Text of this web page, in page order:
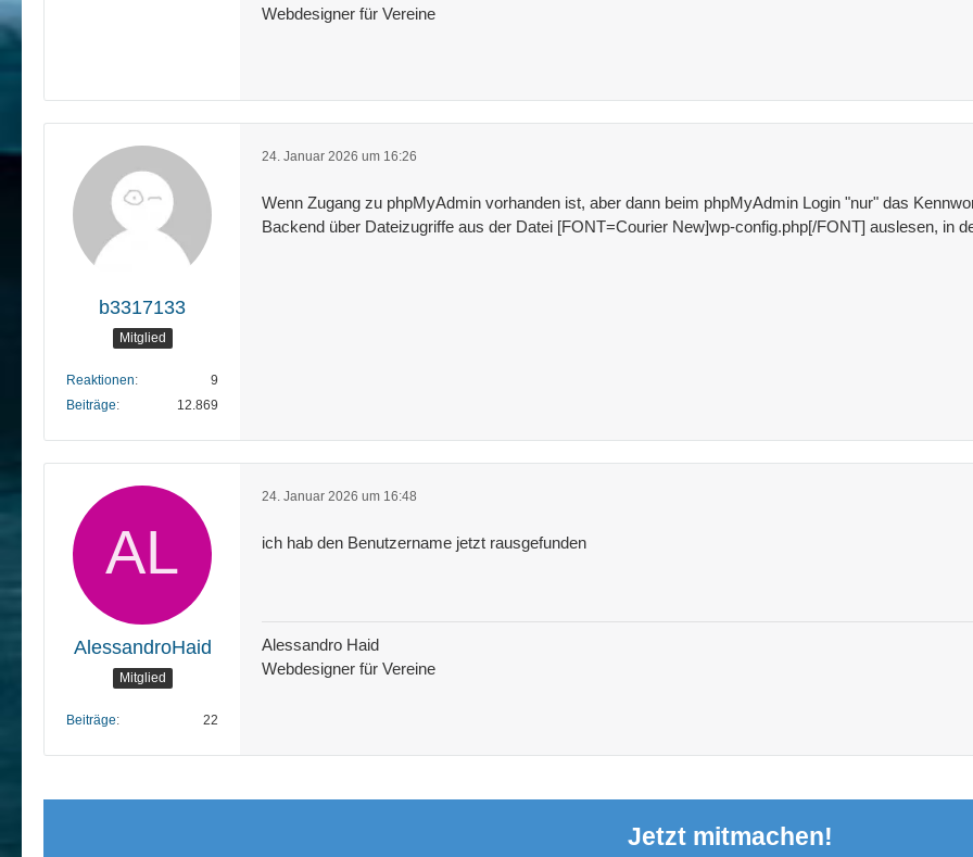
Webdesigner für Vereine
b3317133
Mitglied
Reaktionen
9
Beiträge
12.869
24. Januar 2026 um 16:26
Wenn Zugang zu phpMyAdmin vorhanden ist, aber dann beim phpMyAdmin Login "nur" das
Backend über Dateizugriffe aus der Datei [FONT=Courier New]wp-config.php[/FONT] auslesen, in
AlessandroHaid
Mitglied
Beiträge 22
24. Januar 2026 um 16:48
ich hab den Benutzername jetzt rausgefunden
Alessandro Haid
Webdesigner für Vereine
Jetzt mitmachen!